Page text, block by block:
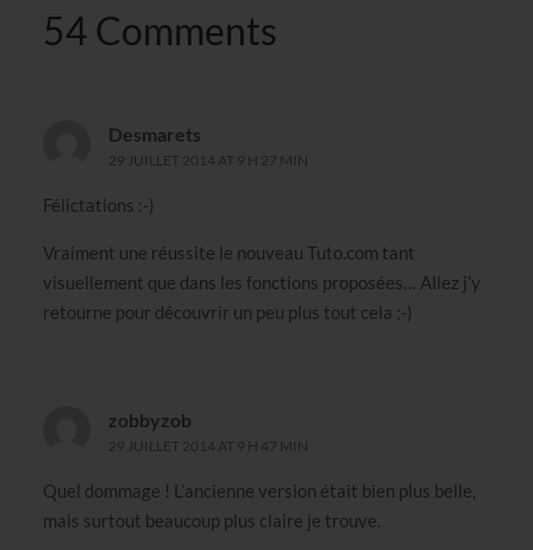
54 Comments
Desmarets
29 JUILLET 2014 AT 9 H 27 MIN
Félictations :-)
Vraiment une réussite le nouveau Tuto.com tant
visuellement que dans les fonctions proposées… Allez j’y
retourne pour découvrir un peu plus tout cela ;-)
zobbyzob
29 JUILLET 2014 AT 9 H 47 MIN
Quel dommage ! L’ancienne version était bien plus belle,
mais surtout beaucoup plus claire je trouve.